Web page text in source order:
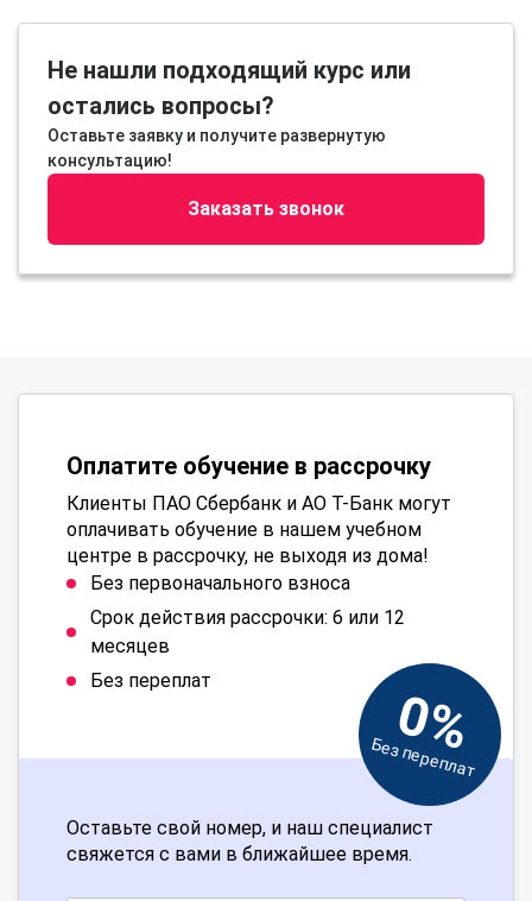
Не нашли подходящий курс или
остались вопросы?
Оставьте заявку и получите развернутую
консультацию!
Заказать звонок
Оплатите обучение в рассрочку
Клиенты ПАО Сбербанк и АО Т-Банк могут
оплачивать обучение в нашем учебном
центре в рассрочку, не выходя из дома!
Без первоначального взноса
Срок действия рассрочки: 6 или 12
месяцев
Без переплат
0%
Без переплат
Оставьте свой номер, и наш специалист
свяжется с вами в ближайшее время.